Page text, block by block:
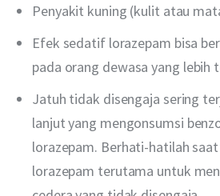
Penyakit kuning (kulit atau
Efek sedatif lorazepam bisa
pada orang dewasa yang lebih
Jatuh tidak disengaja sering
lanjut yang mengonsumsi
lorazepam. Berhati-hatilah
lorazepam terutama untuk